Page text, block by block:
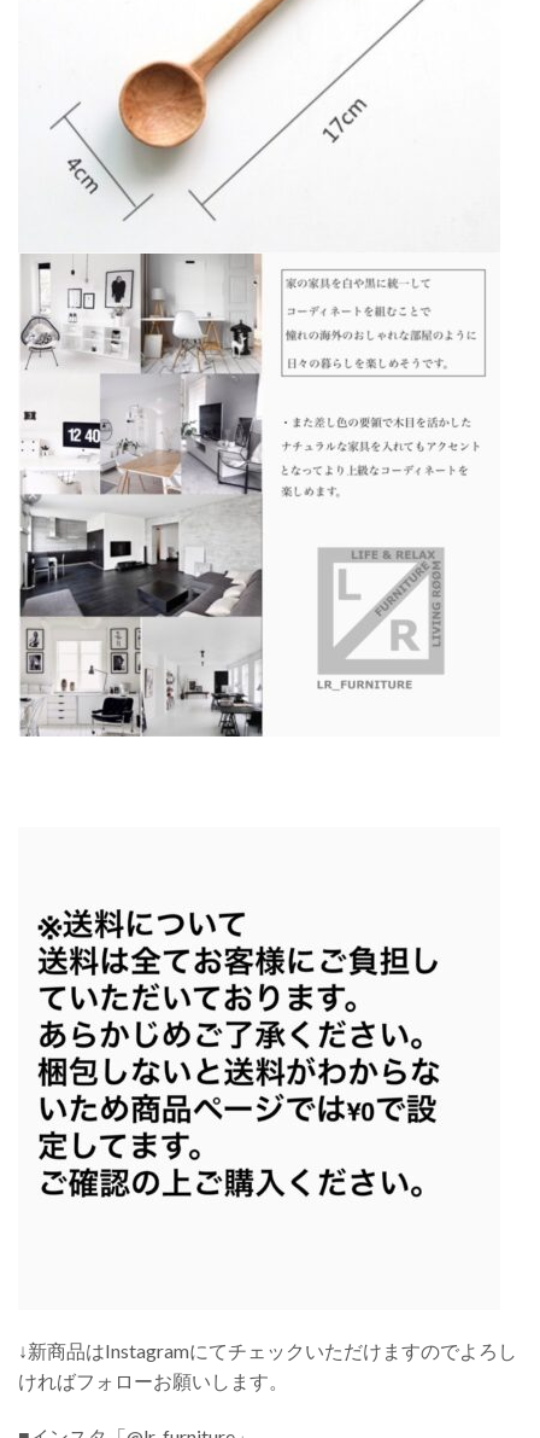
↓新商品はInstagramにてチェックいただけますのでよろし
ければフォローお願いします。